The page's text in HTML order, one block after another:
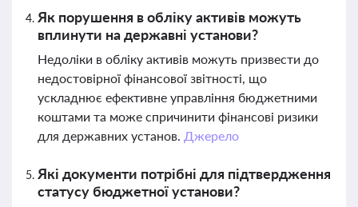
Як порушення в обліку активів можуть
вплинути на державні установи?
Недоліки в обліку активів можуть призвести до
недостовірної фінансової звітності, що
ускладнює ефективне управління бюджетними
коштами та може спричинити фінансові ризики
для державних установ. Джерело
Які документи потрібні для підтвердження
статусу бюджетної установи?